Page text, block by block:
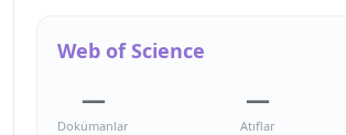
Web of Science
—
Dokümanlar
—
Atıflar